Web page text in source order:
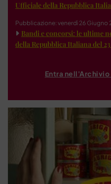
Ufficiale della Repubblica
Pubblicazione: venerdì 26 Giugno
Bandi e concorsi: le ultime
della Repubblica Italiana del
Entra